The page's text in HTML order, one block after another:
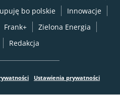
bo polskie
Innowacje
Frank+
Zielona Energia
Redakcja
Ustawienia prywatności